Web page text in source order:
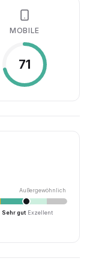
MOBILE
71
Außergewöhnlich
Sehr gut Exzellent